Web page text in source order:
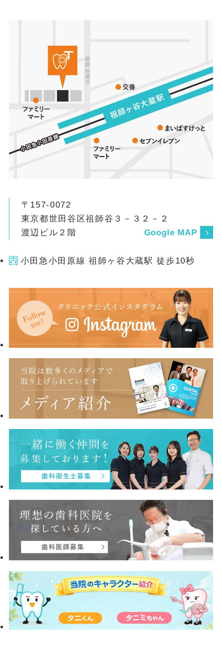
〒157-0072
東京都世田谷区祖師谷３－３２－２
渡辺ビル２階
Google MAP
小田急小田原線 祖師ヶ谷大蔵駅 徒歩10秒